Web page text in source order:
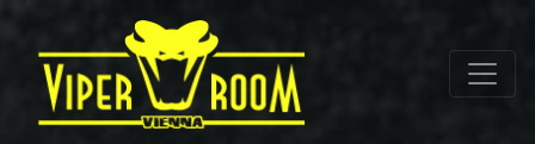
Hauptnavigation